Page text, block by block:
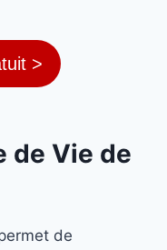
>
de Vie de
de